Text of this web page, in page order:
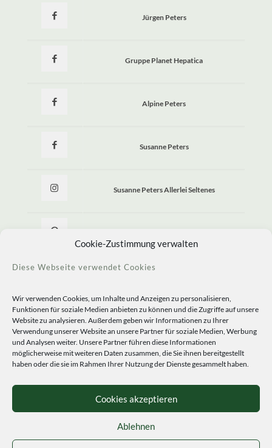
Cookie-Zustimmung verwalten
Diese Webseite verwendet Cookies
Wir verwenden Cookies, um Inhalte und Anzeigen zu personalisieren,
Funktionen für soziale Medien anbieten zu können und die Zugriffe auf unsere
Website zu analysieren. Außerdem geben wir Informationen zu Ihrer
Verwendung unserer Website an unsere Partner für soziale Medien, Werbung
und Analysen weiter. Unsere Partner führen diese Informationen
möglicherweise mit weiteren Daten zusammen, die Sie ihnen bereitgestellt
haben oder die sie im Rahmen Ihrer Nutzung der Dienste gesammelt haben.
Cookies akzeptieren
Ablehnen
Jürgen Peters
Gruppe Planet Hepatica
Alpine Peters
Susanne Peters
Susanne Peters Allerlei Seltenes
© 2020 Staudengärtnerei Peters. All Rights Reserved.